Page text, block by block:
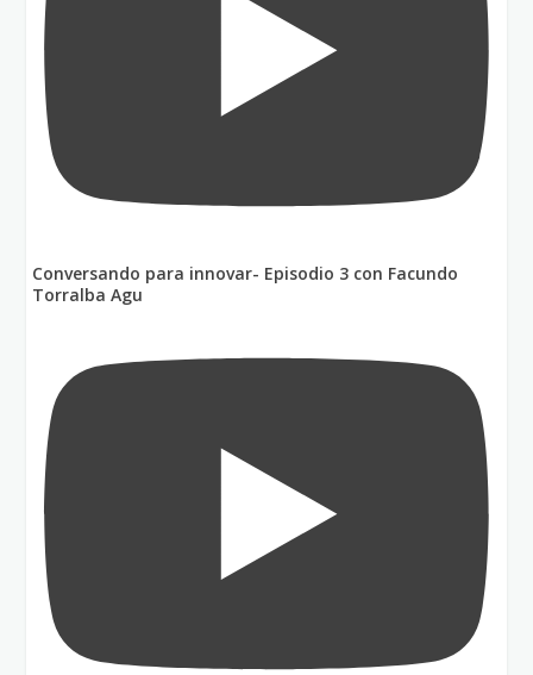
Conversando para innovar- Episodio 3 con Facundo
Torralba Agu